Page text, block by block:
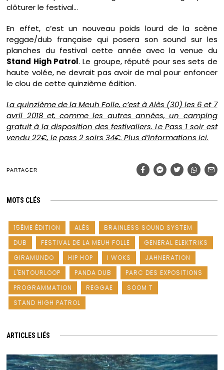
clôturer le festival…
En effet, c’est un nouveau poids lourd de la scène
reggae/dub française qui posera son sound sur les
planches du festival cette année avec la venue du
Stand High Patrol. Le groupe, réputé pour ses sets de
haute volée, ne devrait pas avoir de mal pour enfoncer
le clou de cette quinzième édition.
La quinzième de la Meuh Folle, c’est à Alès (30) les 6 et 7
avril 2018 et, comme les autres années, un camping
gratuit à la disposition des festivaliers. Le Pass 1 soir est
vendu 22€, le pass 2 soirs 34€. Plus d’informationsici.
PARTAGER
MOTS CLÉS
15ÈME ÉDITION ALÈS
BRAINLESS SOUND SYSTEM
DUB
FESTIVAL DE LA MEUH FOLLE
GENERAL ELEKTRIKS
GIRAMUNDO
HIP HOP I WOKS
JAHNERATION
L'ENTOURLOOP
PANDA DUB
PARC DES EXPOSITIONS
PROGRAMMATION
REGGAE
SOOM T
STAND HIGH PATROL
ARTICLES LIÉS